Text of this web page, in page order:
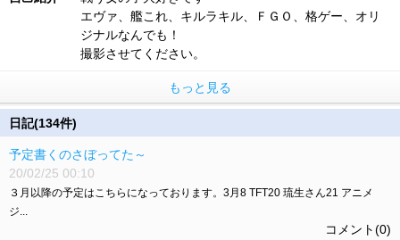
エヴァ、艦これ、キルラキル、ＦＧＯ、格ゲー、オリ
ジナルなんでも！
撮影させてください。
もっと見る
日記(134件)
予定書くのさぼってた～
20/02/25 00:10
３月以降の予定はこちらになっております。3月8 TFT20 琉生さん21 アニメ
ジ...
コメント(0)